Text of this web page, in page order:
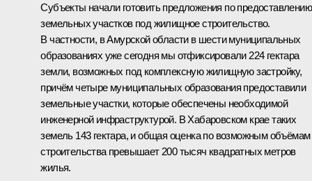
Субъекты начали готовить предложения по предоставлению
земельных участков под жилищное строительство.
В частности, в Амурской области в шести муниципальных
образованиях уже сегодня мы отфиксировали 224 гектара
земли, возможных под комплексную жилищную застройку,
причём четыре муниципальных образования предоставили
земельные участки, которые обеспечены необходимой
инженерной инфраструктурой. В Хабаровском крае таких
земель 143 гектара, и общая оценка по возможным объёмам
строительства превышает 200 тысяч квадратных метров
жилья.